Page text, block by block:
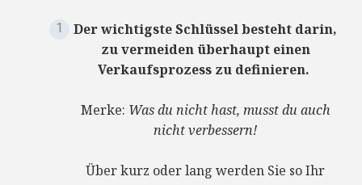
Der wichtigste Schlüssel besteht darin,
zu vermeiden überhaupt einen
Verkaufsprozess zu definieren.
Merke: Was du nicht hast, musst du auch
nicht verbessern!
Über kurz oder lang werden Sie so Ihr